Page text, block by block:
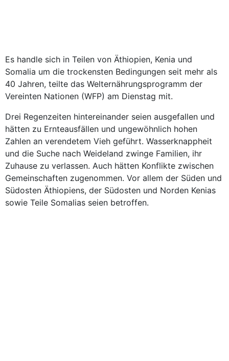
Es handle sich in Teilen von Äthiopien, Kenia und
Somalia um die trockensten Bedingungen seit mehr als
40 Jahren, teilte das Welternährungsprogramm der
Vereinten Nationen (WFP) am Dienstag mit.
Drei Regenzeiten hintereinander seien ausgefallen und
hätten zu Ernteausfällen und ungewöhnlich hohen
Zahlen an verendetem Vieh geführt. Wasserknappheit
und die Suche nach Weideland zwinge Familien, ihr
Zuhause zu verlassen. Auch hätten Konflikte zwischen
Gemeinschaften zugenommen. Vor allem der Süden und
Südosten Äthiopiens, der Südosten und Norden Kenias
sowie Teile Somalias seien betroffen.